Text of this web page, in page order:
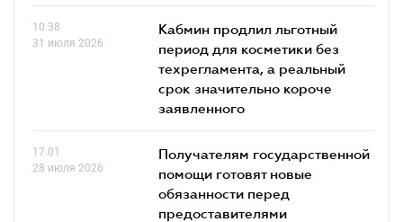
10.38
31 июля 2026
Кабмин продлил льготный
период для косметики без
техрегламента, а реальный
срок значительно короче
заявленного
17.01
28 июля 2026
Получателям государственной
помощи готовят новые
обязанности перед
предоставителями